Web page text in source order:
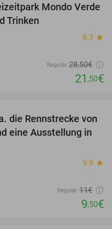
25%
Mondo Verde
Trinken
8.3 star
Regulär 28,50€
21 ,50€
14%
die Rennstrecke von
eine Ausstellung in
9.9 star
Regulär 11€
9,50€